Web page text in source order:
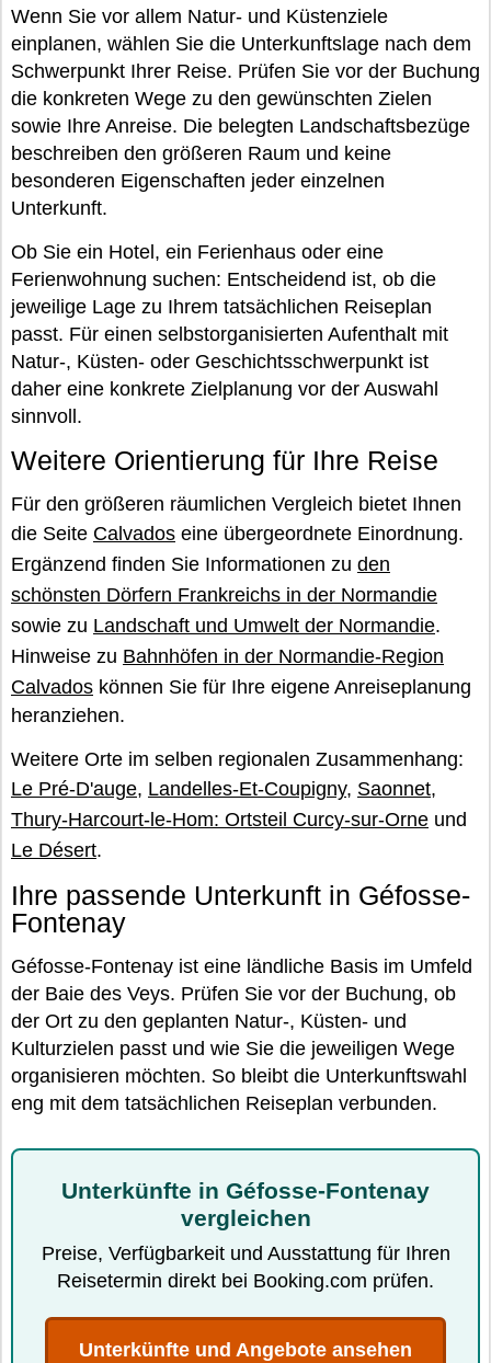
Wenn Sie vor allem Natur- und Küstenziele
einplanen, wählen Sie die Unterkunftslage nach dem
Schwerpunkt Ihrer Reise. Prüfen Sie vor der Buchung
die konkreten Wege zu den gewünschten Zielen
sowie Ihre Anreise. Die belegten Landschaftsbezüge
beschreiben den größeren Raum und keine
besonderen Eigenschaften jeder einzelnen
Unterkunft.
Ob Sie ein Hotel, ein Ferienhaus oder eine
Ferienwohnung suchen: Entscheidend ist, ob die
jeweilige Lage zu Ihrem tatsächlichen Reiseplan
passt. Für einen selbstorganisierten Aufenthalt mit
Natur-, Küsten- oder Geschichtsschwerpunkt ist
daher eine konkrete Zielplanung vor der Auswahl
sinnvoll.
Weitere Orientierung für Ihre Reise
Für den größeren räumlichen Vergleich bietet Ihnen
die Seite Calvados eine übergeordnete Einordnung.
Ergänzend finden Sie Informationen zu den
schönsten Dörfern Frankreichs in der Normandie
sowie zu Landschaft und Umwelt der Normandie.
Hinweise zu Bahnhöfen in der Normandie-Region
Calvados können Sie für Ihre eigene Anreiseplanung
heranziehen.
Weitere Orte im selben regionalen Zusammenhang:
Le Pré-D'auge, Landelles-Et-Coupigny, Saonnet,
Thury-Harcourt-le-Hom: Ortsteil Curcy-sur-Orne und
Le Désert.
Ihre passende Unterkunft in Géfosse-
Fontenay
Géfosse-Fontenay ist eine ländliche Basis im Umfeld
der Baie des Veys. Prüfen Sie vor der Buchung, ob
der Ort zu den geplanten Natur-, Küsten- und
Kulturzielen passt und wie Sie die jeweiligen Wege
organisieren möchten. So bleibt die Unterkunftswahl
eng mit dem tatsächlichen Reiseplan verbunden.
Unterkünfte in Géfosse-Fontenay
vergleichen
Preise, Verfügbarkeit und Ausstattung für Ihren
Reisetermin direkt bei Booking.com prüfen.
Unterkünfte und Angebote ansehen